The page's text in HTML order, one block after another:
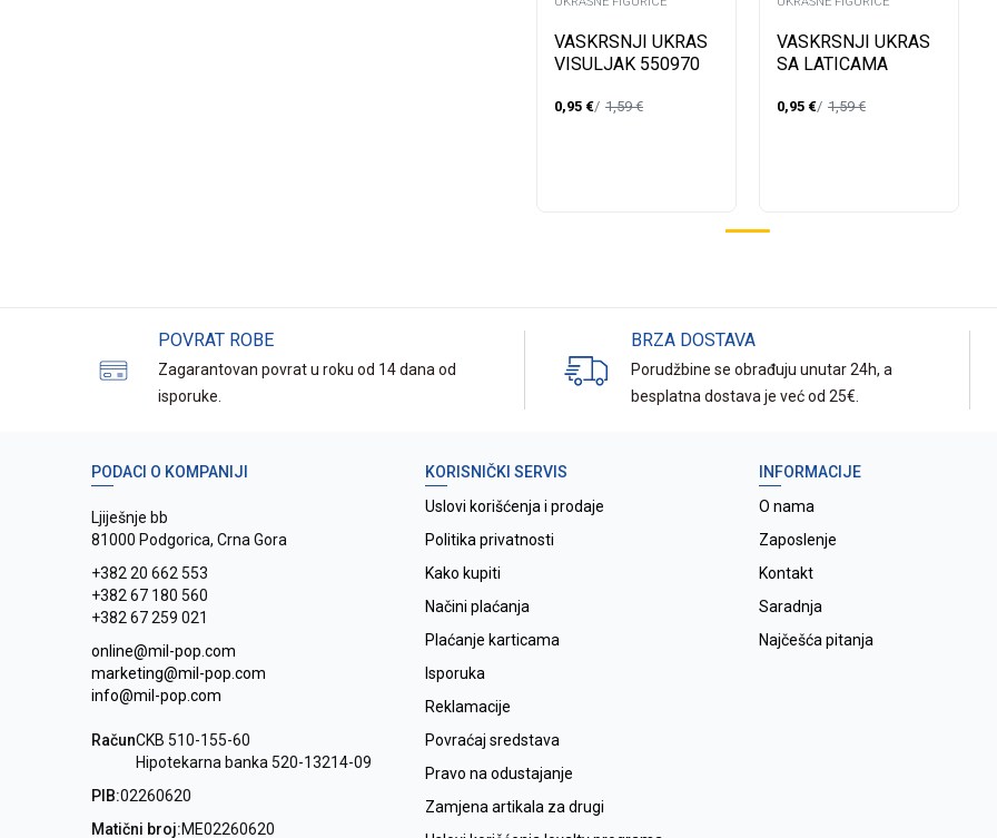
VASKRSNJI UKRAS
VISULJAK 550970
0,95 € 1,59€
VASKRSNJI UKRAS
SA LATICAMA
0,95 € 1,59€
POVRAT ROBE
Zagarantovan povrat u roku od 14 dana od
isporuke.
BRZA DOSTAVA
Porudžbine se obrađuju unutar 24h, a
besplatna dostava je već od 25€.
PODACI O KOMPANIJI
Ljiješnje bb
81000 Podgorica, Crna Gora
+382 20 662 553
+382 67 180 560
+382 67 259 021
online@mil-pop.com
marketing@mil-pop.com
info@mil-pop.com
RačunCKB 510-155-60
Hipotekarna banka 520-13214-09
PIB:02260620
Matični broj:ME02260620
KORISNIČKI SERVIS
Uslovi korišćenja i prodaje
Politika privatnosti
Kako kupiti
Načini plaćanja
Plaćanje karticama
Isporuka
Reklamacije
Povraćaj sredstava
Pravo na odustajanje
Zamjena artikala za drugi
INFORMACIJE
O nama
Zaposlenje
Kontakt
Saradnja
Najčešća pitanja